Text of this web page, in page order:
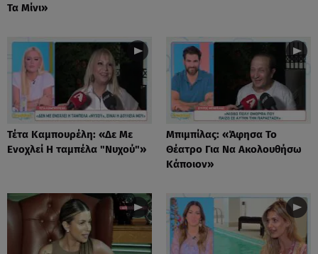
Τα Μίνι»
Τέτα Καμπουρέλη: «Δε Mε
Eνοχλεί H ταμπέλα "Νυχού"»
Μπιμπίλας: «Άφησα Το
Θέατρο Για Να Ακολουθήσω
Κάποιον»